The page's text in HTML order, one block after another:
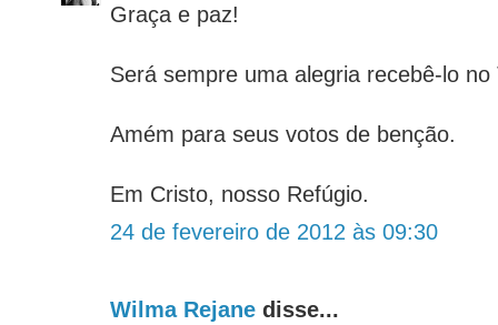
Graça e paz!
Será sempre uma alegria recebê-lo no
Amém para seus votos de benção.
Em Cristo, nosso Refúgio.
24 de fevereiro de 2012 às 09:30
Wilma Rejane disse...